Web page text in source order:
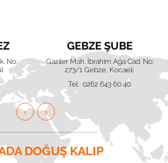
No:
GEBZE ŞUBE
Gaziler Mah. İbrahim Ağa Cad. No:
273/1 Gebze, Kocaeli
Tel: 0262 643 60 40
DOĞUŞ KALIP